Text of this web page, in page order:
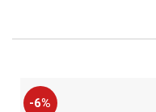
-6%